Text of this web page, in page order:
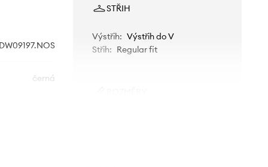
černá
STŘIH
Výstřih: Výstřih do V
Střih: Regular fit